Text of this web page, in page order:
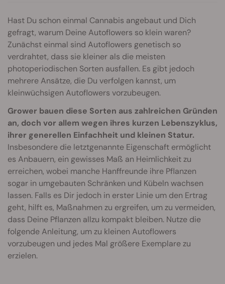
Hast Du schon einmal Cannabis angebaut und Dich
gefragt, warum Deine Autoflowers so klein waren?
Zunächst einmal sind Autoflowers genetisch so
verdrahtet, dass sie kleiner als die meisten
photoperiodischen Sorten ausfallen. Es gibt jedoch
mehrere Ansätze, die Du verfolgen kannst, um
kleinwüchsigen Autoflowers vorzubeugen.
Grower bauen diese Sorten aus zahlreichen Gründen
an, doch vor allem wegen ihres kurzen Lebenszyklus,
ihrer generellen Einfachheit und kleinen Statur.
Insbesondere die letztgenannte Eigenschaft ermöglicht
es Anbauern, ein gewisses Maß an Heimlichkeit zu
erreichen, wobei manche Hanffreunde ihre Pflanzen
sogar in umgebauten Schränken und Kübeln wachsen
lassen. Falls es Dir jedoch in erster Linie um den Ertrag
geht, hilft es, Maßnahmen zu ergreifen, um zu vermeiden,
dass Deine Pflanzen allzu kompakt bleiben. Nutze die
folgende Anleitung, um zu kleinen Autoflowers
vorzubeugen und jedes Mal größere Exemplare zu
erzielen.